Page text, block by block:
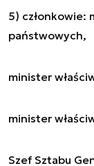
5) członkowie:
państwowych,
minister
minister
Szef Sztabu